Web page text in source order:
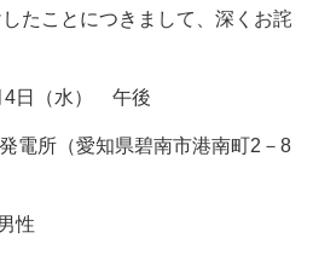
たことにつきまして、深くお詫
日（水） 午後
所（愛知県碧南市港南町2－8
性